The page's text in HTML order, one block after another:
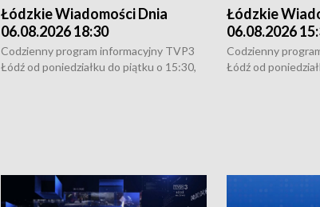
Łódzkie Wiadomości Dnia
06.08.2026 18:30
Codzienny program informacyjny TVP3
Łódź od poniedziałku do piątku o 15:30,
Łódzkie
06.08.2026
Codzienny
Łódź od